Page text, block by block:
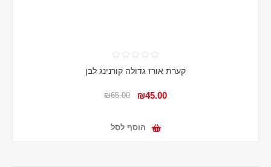
קערת אורז גדולה קורנינג לבן
₪45.00
₪65.00
הוסף לסל